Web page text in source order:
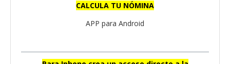
CALCULA TU NÓMINA
APP para Android